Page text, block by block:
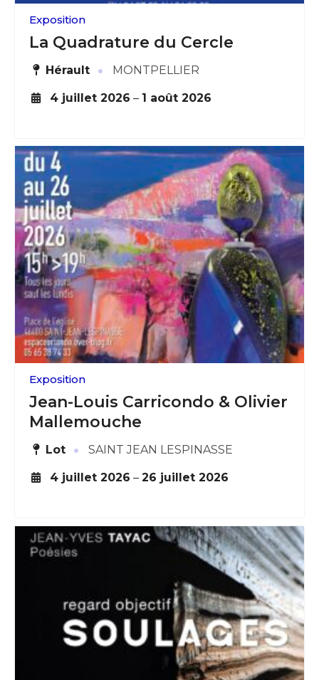
Exposition
La Quadrature du Cercle
Hérault · MONTPELLIER
4 juillet 2026 – 1 août 2026
Exposition
Jean-Louis Carricondo & Olivier
Mallemouche
Lot · SAINT JEAN LESPINASSE
4 juillet 2026 – 26 juillet 2026